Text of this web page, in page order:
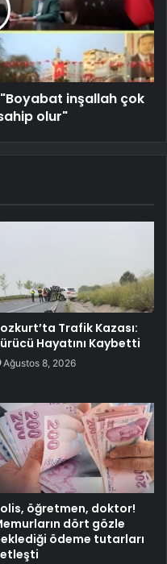
inşallah çok
olur"
Trafik Kazası:
Hayatını Kaybetti
Ağustos 8, 2026
öğretmen, doktor!
dört gözle
ödeme tutarları